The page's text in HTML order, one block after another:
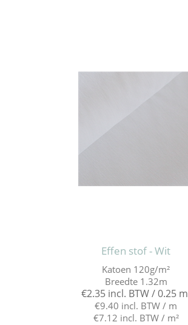
Effen stof - Wit
Katoen 120g/m²
Breedte 1.32m
€2.35 incl. BTW / 0.25 m
€9.40 incl. BTW / m
€7.12 incl. BTW / m²